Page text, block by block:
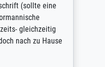
(sollte eine
gleichzeitig
nach zu Hause